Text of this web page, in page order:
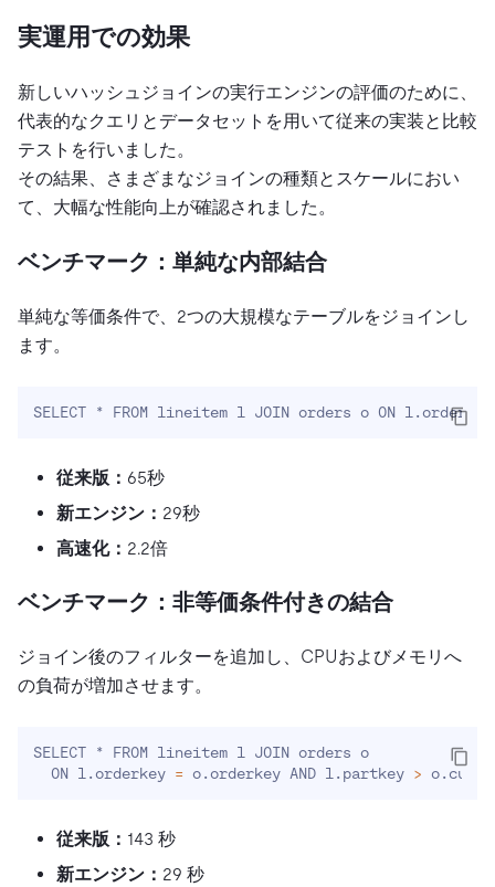
実運用での効果
新しいハッシュジョインの実行エンジンの評価のために、
代表的なクエリとデータセットを用いて従来の実装と比較
テストを行いました。
その結果、さまざまなジョインの種類とスケールにおい
て、大幅な性能向上が確認されました。
ベンチマーク：単純な内部結合
単純な等価条件で、2つの大規模なテーブルをジョインし
ます。
SELECT * FROM lineitem l JOIN orders o ON
従来版： 65秒
新エンジン： 29秒
高速化： 2.2倍
ベンチマーク：非等価条件付きの結合
ジョイン後のフィルターを追加し、CPUおよびメモリへ
の負荷が増加させます。
SELECT * FROM lineitem l JOIN orders o
  ON l.orderkey
= o.orderkey AND l.partkey >
従来版： 143 秒
新エンジン： 29 秒